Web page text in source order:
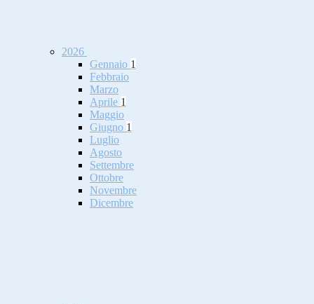
2026
Gennaio 1
Febbraio
Marzo
Aprile 1
Maggio
Giugno 1
Luglio
Agosto
Settembre
Ottobre
Novembre
Dicembre